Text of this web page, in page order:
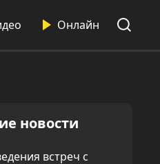
Онлайн
новости
встреч с